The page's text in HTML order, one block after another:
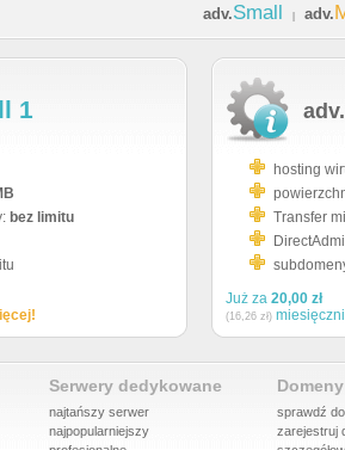
adv.Small adv.
1
bez limitu
adv.
hosting
Transfer
Już za 20,00 zł
(16,26 zł)
Serwery dedykowane
najtańszy serwer
najpopularniejszy
sprawdź
zarejestruj